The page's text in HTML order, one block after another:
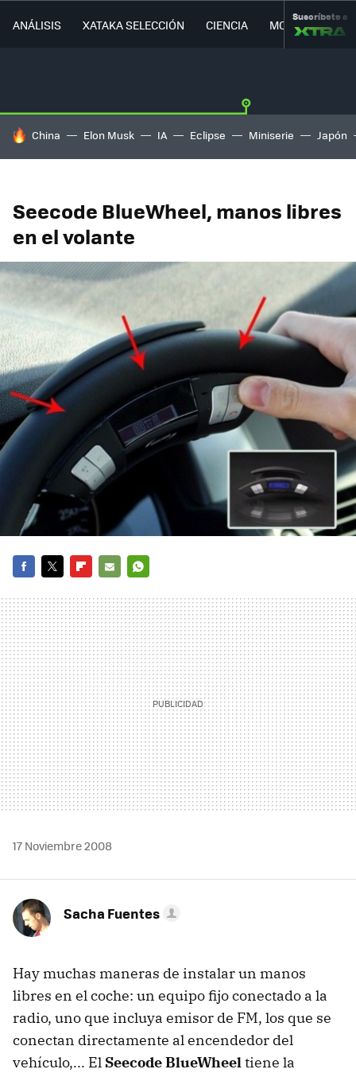
ANÁLISIS XATAKA SELECCIÓN CIENCIA MOVILIDAD
Suscríbete a
HOY SE HABLA DE
China Elon Musk IA Eclipse Miniserie Japón
Seecode BlueWheel, manos libres
en el volante
MAIL
17 Noviembre 2008
Sacha Fuentes
Hay muchas maneras de instalar un manos
libres en el coche: un equipo fijo conectado a la
radio, uno que incluya emisor de FM, los que se
conectan directamente al encendedor del
vehículo,... El Seecode BlueWheeltiene la